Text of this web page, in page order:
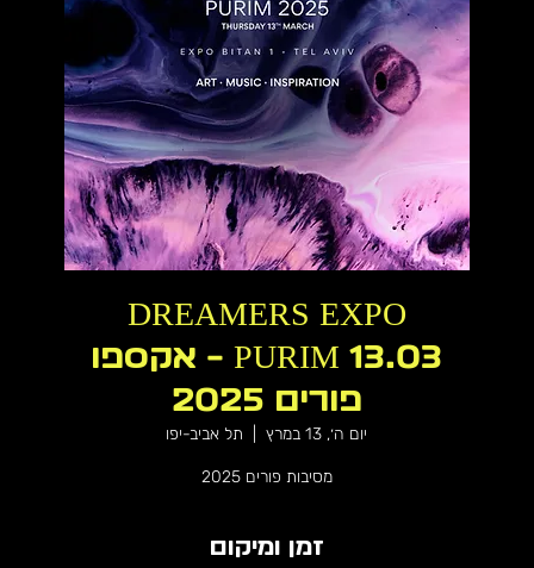
DREAMERS EXPO
PURIM 13.03 - אקספו
פורים 2025
יום ה׳, 13 במרץ
  |
תל אביב-יפו
מסיבות פורים 2025
זמן ומיקום